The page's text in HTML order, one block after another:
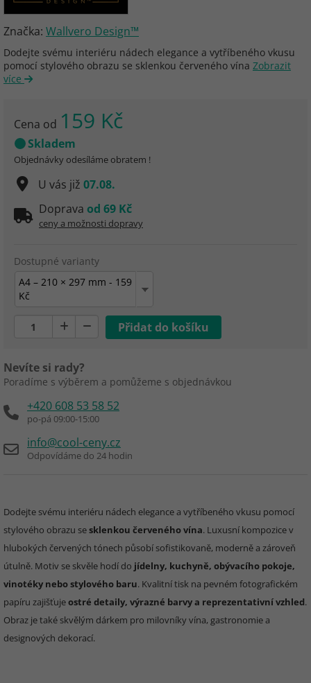
Značka: Wallvero Design™
Dodejte svému interiéru nádech elegance a vytříbeného vkusu
pomocí stylového obrazu se sklenkou červeného vína Zobrazit
více
Cena od 159 Kč
Skladem
Objednávky odesíláme obratem !
U vás již 07.08.
Doprava od 69 Kč
ceny a možnosti dopravy
Dostupné varianty
A4 – 210 × 297 mm - 159
Kč
Nevíte si rady?
Poradíme s výběrem a pomůžeme s objednávkou
+420 608 53 58 52
po-pá 09:00-15:00
info@cool-ceny.cz
Odpovídáme do 24 hodin
Dodejte svému interiéru nádech elegance a vytříbeného vkusu pomocí
stylového obrazu sesklenkou červeného vína. Luxusní kompozice v
hlubokých červených tónech působí sofistikovaně, moderně a zároveň
útulně. Motiv se skvěle hodí do jídelny, kuchyně, obývacího pokoje,
vinotéky nebo stylového baru. Kvalitní tisk na pevném fotografickém
papíru zajišťujeostré detaily, výrazné barvy a reprezentativní vzhled.
Obraz je také skvělým dárkem pro milovníky vína, gastronomie a
designových dekorací.